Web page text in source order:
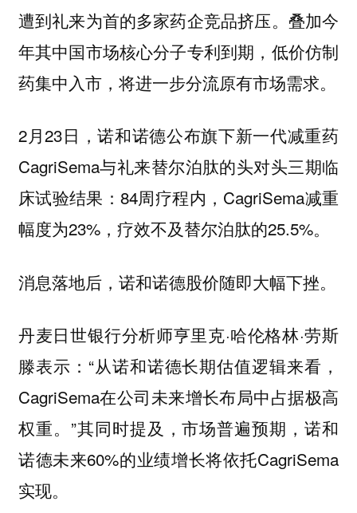
遭到礼来为首的多家药企竞品挤压。叠加今
年其中国市场核心分子专利到期，低价仿制
药集中入市，将进一步分流原有市场需求。
2月23日，诺和诺德公布旗下新一代减重药
CagriSema与礼来替尔泊肽的头对头三期临
床试验结果：84周疗程内，CagriSema减重
幅度为23%，疗效不及替尔泊肽的25.5%。
消息落地后，诺和诺德股价随即大幅下挫。
丹麦日世银行分析师亨里克·哈伦格林·劳斯
滕表示：“从诺和诺德长期估值逻辑来看，
CagriSema在公司未来增长布局中占据极高
权重。”其同时提及，市场普遍预期，诺和
诺德未来60%的业绩增长将依托CagriSema
实现。